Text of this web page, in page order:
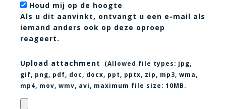
Houd mij op de hoogte
Als u dit aanvinkt, ontvangt u een e-mail als
iemand anders ook op deze oproep
reageert.
Upload attachment (Allowed file types: jpg,
gif, png, pdf, doc, docx, ppt, pptx, zip, mp3, wma,
mp4, mov, wmv, avi
, maximum file size: 10MB.